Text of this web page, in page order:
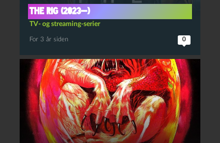
The rig (2023—)
TV- og streaming-serier
For 3 år siden 0